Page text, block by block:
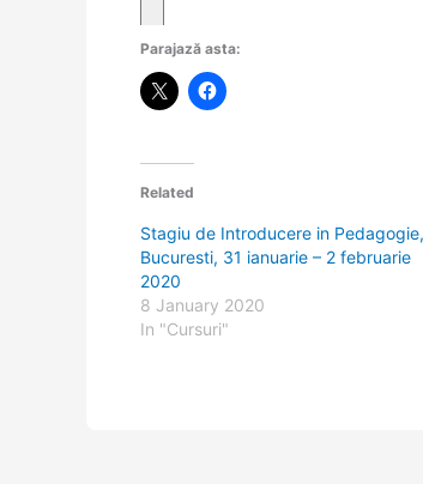
Parajază asta:
Related
Stagiu de Introducere in Pedagogie,
Bucuresti, 31 ianuarie – 2 februarie
2020
8 January 2020
In "Cursuri"